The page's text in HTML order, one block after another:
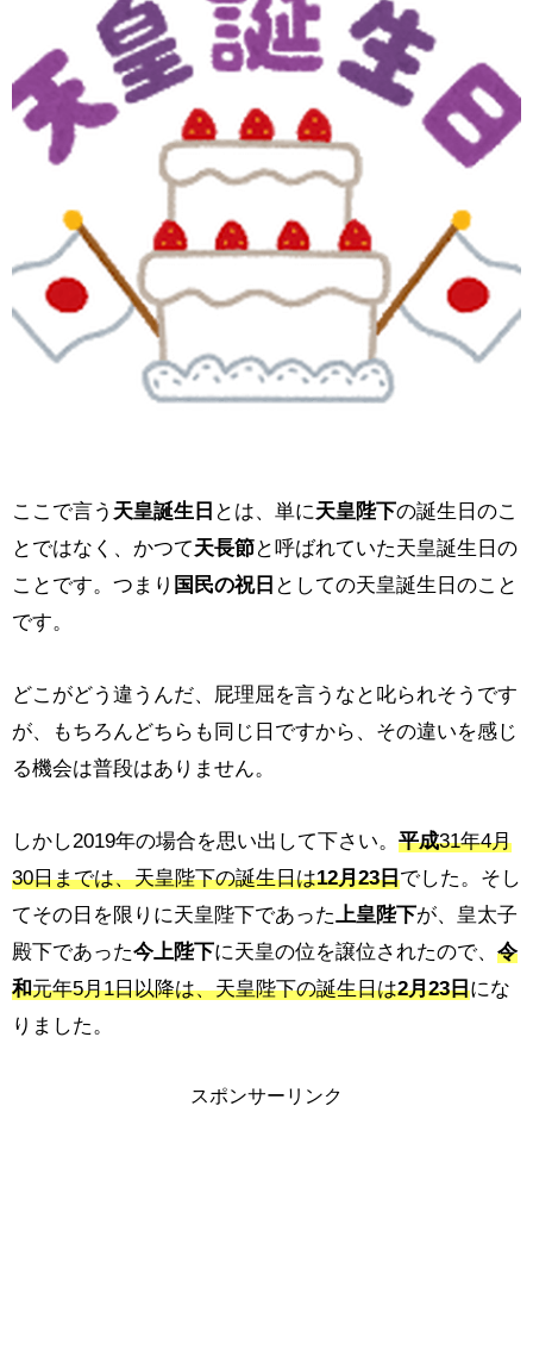
ここで言う 天皇誕生日 とは、単に天皇陛下の誕生日のこ
とではなく、かつて天長節と呼ばれていた天皇誕生日の
ことです。つまり 国民の祝日 としての天皇誕生日のこと
です。
どこがどう違うんだ、屁理屈を言うなと叱られそうです
が、もちろんどちらも同じ日ですから、その違いを感じ
る機会は普段はありません。
しかし2019年の場合を思い出して下さい。 平成31年4月
30日までは、天皇陛下の誕生日は12月23日でした。そし
てその日を限りに天皇陛下であった上皇陛下が、皇太子
殿下であった今上陛下に天皇の位を譲位されたので、 令
和元年5月1日以降は、天皇陛下の誕生日は2月23日にな
りました。
スポンサーリンク